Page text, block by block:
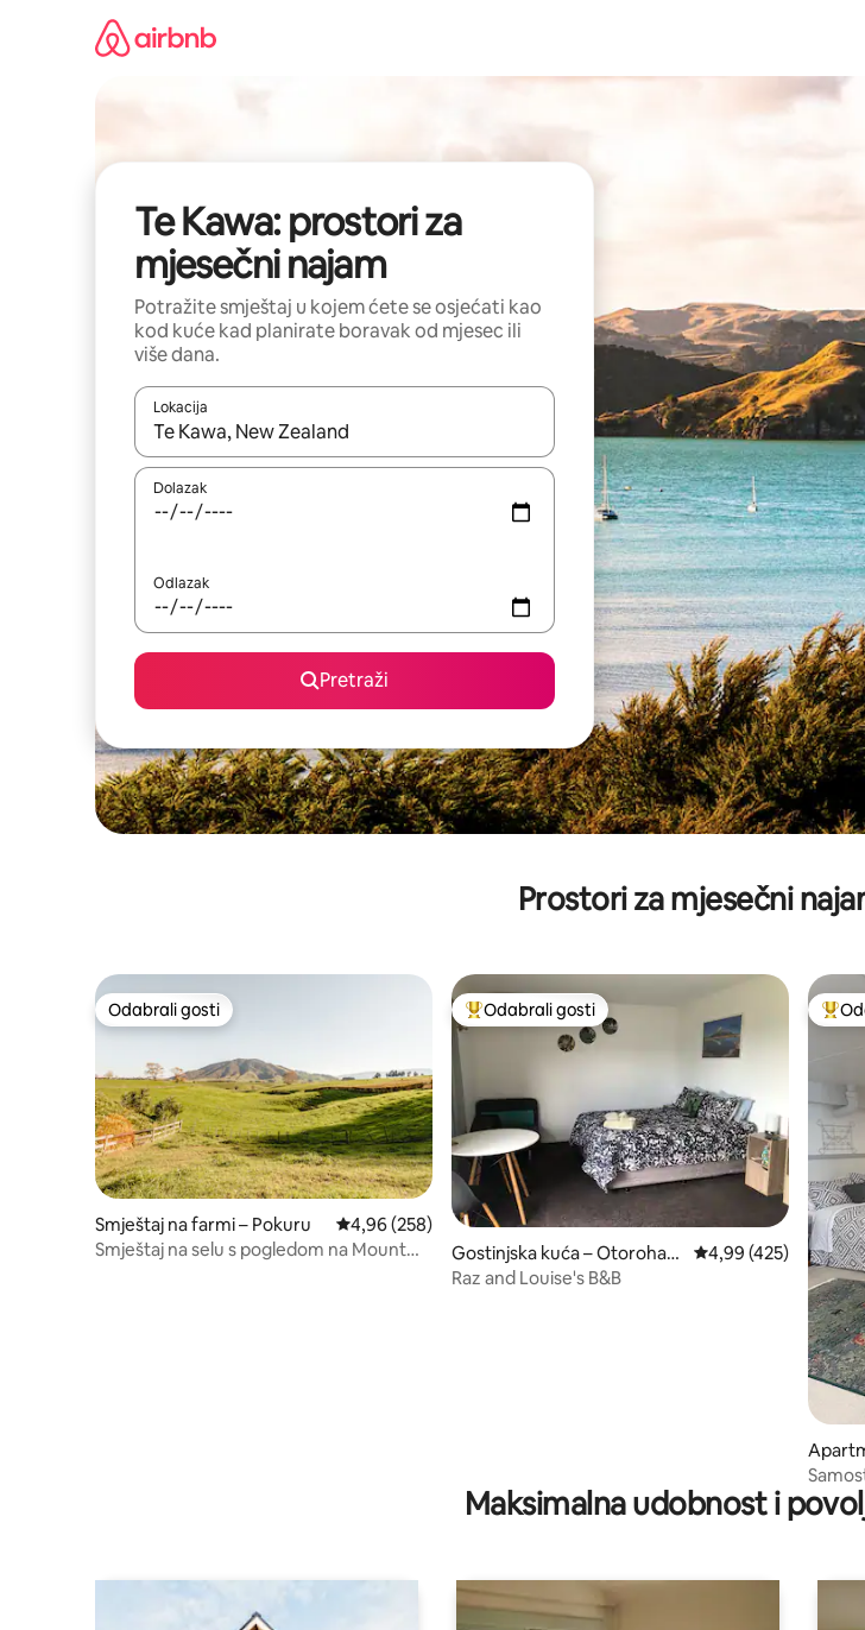
Te Kawa: prostori za
mjesečni najam
Potražite smještaj u kojem ćete se osjećati kao
kod kuće kad planirate boravak od mjesec ili
više dana.
Lokacija
Kada budu dostupni rezultati, moći ćete ih pregledati koristeći se strelicama prema gore i
Dolazak
Odlazak
Pretraži
Prostori za mjesečni
Odabrali gosti
Odabrali gosti
Smještaj na farmi – Pokuru Prosječna ocjena: 4,96/5, recenzija: 258
4,96 (258)
Smještaj na selu s pogledom na Mount
Među najviše rangiranima s oznakom „Odabrali
Odabrali gosti
Gostinjska kuća – Otorohan
ga
Prosječna ocjena:
4,99 (425)
Raz and Louise's B&B
amutu
Maksimalna udobnost i